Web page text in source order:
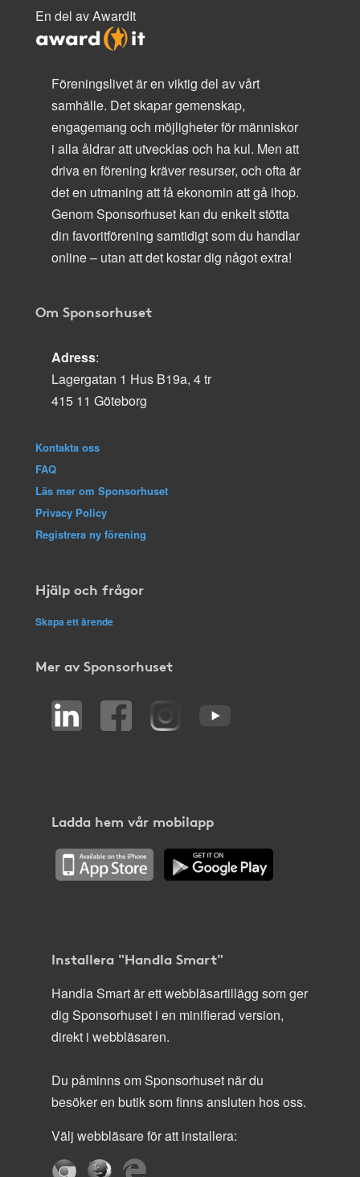
En del av AwardIt
Föreningslivet är en viktig del av vårt
samhälle. Det skapar gemenskap,
engagemang och möjligheter för människor
i alla åldrar att utvecklas och ha kul. Men att
driva en förening kräver resurser, och ofta är
det en utmaning att få ekonomin att gå ihop.
Genom Sponsorhuset kan du enkelt stötta
din favoritförening samtidigt som du handlar
online – utan att det kostar dig något extra!
Om Sponsorhuset
Adress:
Lagergatan 1 Hus B19a, 4 tr
415 11 Göteborg
Kontakta oss
FAQ
Läs mer om Sponsorhuset
Privacy Policy
Registrera ny förening
Hjälp och frågor
Skapa ett ärende
Mer av Sponsorhuset
Ladda hem vår mobilapp
Installera "Handla Smart"
Handla Smart är ett webbläsartillägg som ger
dig Sponsorhuset i en minifierad version,
direkt i webbläsaren.
Du påminns om Sponsorhuset när du
besöker en butik som finns ansluten hos oss.
Välj webbläsare för att installera: